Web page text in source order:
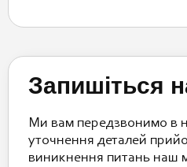
Запишіться
Ми вам передзвонимо в
уточнення деталей
виникнення питань наш